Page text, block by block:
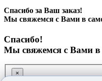
Спасибо за Ваш заказ!
Мы свяжемся с Вами в
Спасибо!
Мы свяжемся с Вами в
×